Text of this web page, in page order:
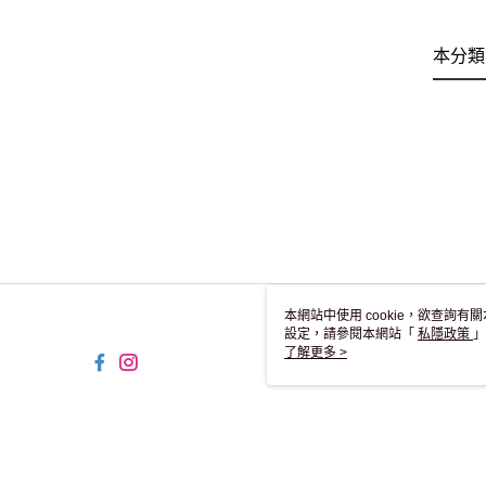
本分
本網站中使用 cookie，欲查詢有
設定，請參閱本網站「 私隱政策
用 cookie。
了解更多 >